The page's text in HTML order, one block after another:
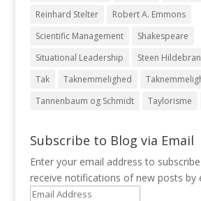
Reinhard Stelter
Robert A. Emmons
Scientific Management
Shakespeare
Situational Leadership
Steen
Tak
Taknemmelighed
Tannenbaum og Schmidt
Taylorisme
Subscribe to Blog via Email
Enter your email address to
receive notifications of new posts by
Email